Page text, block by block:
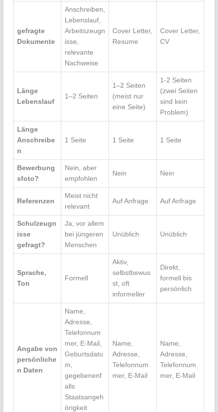
gefragte
Dokumente
Anschreiben,
Lebenslauf,
Arbeitszeugn
isse,
relevante
Nachweise
Cover Letter,
Resume
Cover Letter,
CV
Länge
Lebenslauf
1–2 Seiten
1–2 Seiten
(meist nur
eine Seite)
1-2 Seiten
(zwei Seiten
sind kein
Problem)
Länge
Anschreibe
n
1 Seite 1 Seite 1 Seite
Bewerbung
sfoto?
Nein, aber
empfohlen
Nein Nein
Referenzen
Meist nicht
relevant
Auf Anfrage Auf Anfrage
Schulzeugn
isse
gefragt?
Ja, vor allem
bei jüngeren
Menschen
Unüblich Unüblich
Sprache,
Ton
Formell
Aktiv,
selbstbewus
st, oft
informeller
Direkt,
formell bis
persönlich
Angabe von
persönliche
n Daten
Name,
Adresse,
Telefonnum
mer, E-Mail,
Geburtsdatu
m,
gegebenenf
alls
Staatsangeh
örigkeit
Name,
Adresse,
Telefonnum
mer, E-Mail
Name,
Adresse,
Telefonnum
mer, E-Mail